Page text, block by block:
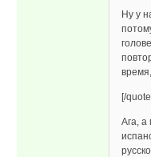
Ну у
[/
Ага, а